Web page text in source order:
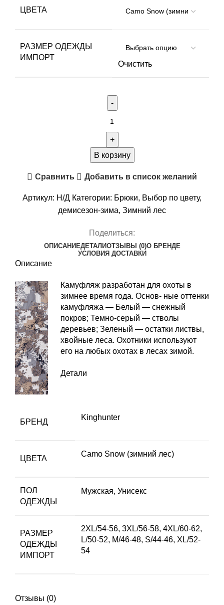
ЦВЕТА
РАЗМЕР ОДЕЖДЫ
ИМПОРТ
Очистить
BEAST
Snow
В корзину
Сравнить Добавить в список желаний
Артикул: Н/Д Категории: Брюки, Выбор по цвету,
демисезон-зима, Зимний лес
Поделиться:
ОПИСАНИЕДЕТАЛИОТЗЫВЫ (0)О БРЕНДЕ
УСЛОВИЯ ДОСТАВКИ
Описание
Камуфляж разработан для охоты в
зимнее время года. Основ- ные оттенки
камуфляжа — Белый — снежный
покров; Темно-серый — стволы
деревьев; Зеленый — остатки листвы,
хвойные леса. Охотники используют
его на любых охотах в лесах зимой.
Детали
БРЕНД
Kinghunter
ЦВЕТА
Camo Snow (зимний лес)
ПОЛ
ОДЕЖДЫ
Мужская, Унисекс
РАЗМЕР
ОДЕЖДЫ
ИМПОРТ
2XL/54-56, 3XL/56-58, 4XL/60-62,
L/50-52, M/46-48, S/44-46, XL/52-
54
Отзывы (0)